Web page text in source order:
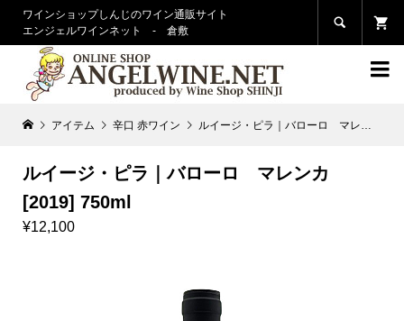
ワインショップしんじのワイン通販サイト
エンジェルワインネット - 倉敷


アイテム 辛口 赤ワイン ルイージ・ピラ｜バローロ マレンカ [2019] 750ml
ルイージ・ピラ｜バローロ マレンカ
[2019] 750ml
¥12,100